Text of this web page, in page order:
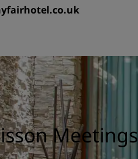
Meetings